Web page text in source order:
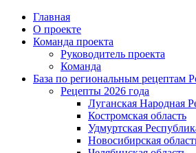
Главная
О проекте
Команда проекта
Руководитель проекта
Команда
База по региональным рецептам
Рецепты 2026 года
Луганская Народная
Костромская область
Удмуртская
Новосибирская